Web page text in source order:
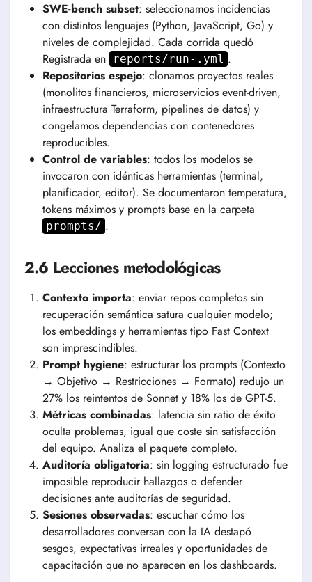
SWE-bench subset: seleccionamos incidencias
con distintos lenguajes (Python, JavaScript, Go) y
niveles de complejidad. Cada corrida quedó
Registrada en
reports/run- .yml .
Repositorios espejo: clonamos proyectos reales
(monolitos financieros, microservicios event-driven,
infraestructura Terraform, pipelines de datos) y
congelamos dependencias con contenedores
reproducibles.
Control de variables: todos los modelos se
invocaron con idénticas herramientas (terminal,
planificador, editor). Se documentaron temperatura,
tokens máximos y prompts base en la carpeta
prompts/ .
2.6 Lecciones metodológicas
Contexto importa: enviar repos completos sin
recuperación semántica satura cualquier modelo;
los embeddings y herramientas tipo Fast Context
son imprescindibles.
Prompt hygiene: estructurar los prompts (Contexto
→ Objetivo → Restricciones → Formato) redujo un
27% los reintentos de Sonnet y 18% los de GPT-5.
Métricas combinadas: latencia sin ratio de éxito
oculta problemas, igual que coste sin satisfacción
del equipo. Analiza el paquete completo.
Auditoría obligatoria: sin logging estructurado fue
imposible reproducir hallazgos o defender
decisiones ante auditorías de seguridad.
Sesiones observadas: escuchar cómo los
desarrolladores conversan con la IA destapó
sesgos, expectativas irreales y oportunidades de
capacitación que no aparecen en los dashboards.